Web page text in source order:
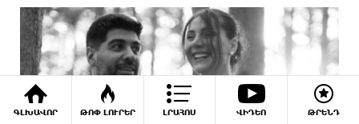
ԳԼԽԱՎՈՐ ԹՈՓ ԼՈՒՐԵՐ ԼՐԱՀՈՍ ՎԻԴԵՈ ԹՐԵՆԴ